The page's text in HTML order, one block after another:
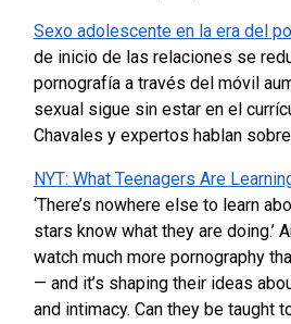
Sexo adolescente en la era del
de inicio de las relaciones se
pornografía a través del móvil
sexual sigue sin estar en el
Chavales y expertos hablan
NYT: What Teenagers Are
‘There’s nowhere else to learn
stars know what they are doing.’
watch much more pornography
— and it’s shaping their ideas
and intimacy. Can they be taught